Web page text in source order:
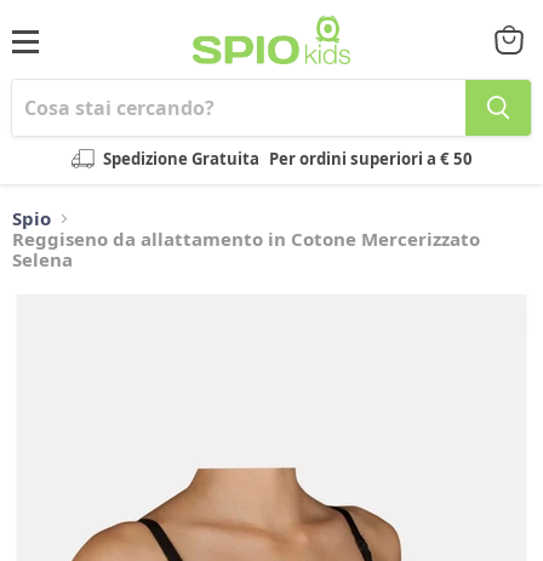
Menu
Spedizione Gratuita Per ordini superiori a € 50
il
Spio
Reggiseno da allattamento in Cotone Mercerizzato
Selena